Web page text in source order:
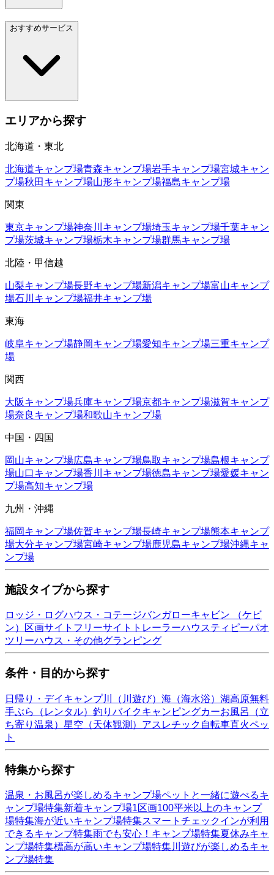
おすすめサービス
エリアから探す
北海道・東北
北海道キャンプ場青森キャンプ場岩手キャンプ場宮城キャン
プ場秋田 キャンプ場山形キャンプ場福島キャンプ場
関東
東京キャンプ場神奈川 キャンプ場埼玉キャンプ場千葉キャン
プ場茨城キャンプ場栃木キャンプ場群馬キャンプ場
北陸・甲信越
山梨キャンプ場長野キャンプ場新潟キャンプ場富山キャンプ
場石川 キャンプ場福井キャンプ場
東海
岐阜キャンプ場静岡キャンプ場愛知キャンプ場三重キャンプ
場
関西
大阪キャンプ場兵庫キャンプ場京都キャンプ場滋賀キャンプ
場奈良 キャンプ場和歌山キャンプ場
中国・四国
岡山キャンプ場広島キャンプ場鳥取キャンプ場島根キャンプ
場山口キャンプ場香川 キャンプ場徳島キャンプ場愛媛キャン
プ場高知キャンプ場
九州・沖縄
福岡キャンプ場佐賀キャンプ場長崎キャンプ場熊本キャンプ
場大分キャンプ場宮崎キャンプ場鹿児島キャンプ場沖縄キャ
ンプ場
施設タイプから探す
ロッジ・ログハウス・コテージバンガローキャビン （ケビ
ン）
区画サイト フリーサイト トレーラーハウスティピーパオ
ツリーハウス・その他グランピング
条件・目的から探す
日帰り・デイキャンプ川（川遊び） 海（海水浴） 湖高原無料
手ぶら（レンタル） 釣り バイクキャンピングカーお風呂（立
ち寄り温泉） 星空（天体観測） アスレチック 自転車直火ペッ
ト
特集から探す
温泉・お風呂が楽しめるキャンプ場ペットと一緒に遊べるキ
ャンプ場特集新着キャンプ場1区画100平米以上のキャンプ
場特集海が近いキャンプ場特集スマートチェックインが利用
できるキャンプ特集雨でも安心！キャンプ場特集夏休みキャ
ンプ場特集標高が高いキャンプ場特集川遊びが楽しめるキャ
ンプ場特集